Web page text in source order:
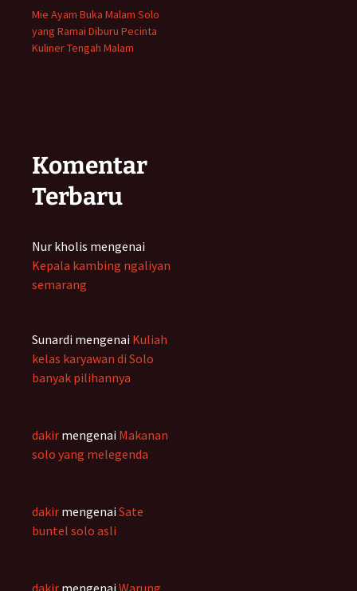
Mie Ayam Buka Malam Solo
yang Ramai Diburu Pecinta
Kuliner Tengah Malam
Komentar
Terbaru
Nur kholis mengenai
Kepala kambing ngaliyan
semarang
Sunardi mengenai Kuliah
kelas karyawan di Solo
banyak pilihannya
dakir mengenai Makanan
solo yang melegenda
dakir mengenai Sate
buntel solo asli